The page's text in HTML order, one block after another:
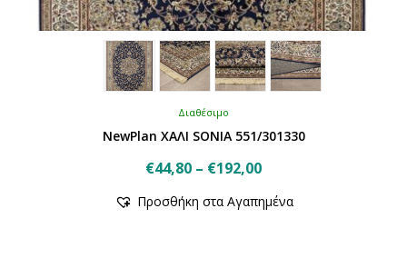
Διαθέσιμο
NewPlan ΧΑΛΙ SONIA 551/301330
€44,80 – €192,00Price
€44,80
το
Προσθήκη στα Αγαπημένα